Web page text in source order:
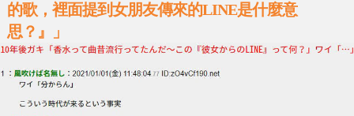
的歌，裡面提到女朋友傳來的LINE是什麼意
思？』」